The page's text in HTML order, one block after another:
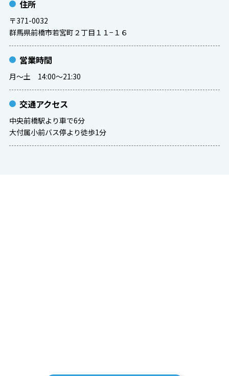
住所
〒371-0032
群馬県前橋市若宮町２丁目１１−１６
営業時間
月〜土 14:00〜21:30
交通アクセス
中央前橋駅より車で6分
大付属小前バス停より徒歩1分